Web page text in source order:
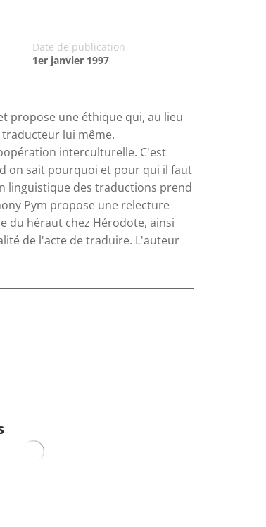
Date de publication
1er janvier 1997
propose une éthique qui, au lieu
lui même.
interculturelle. C'est
on sait pourquoi et pour qui il faut
linguistique des traductions prend
Pym propose une relecture
du héraut chez Hérodote, ainsi
de l'acte de traduire. L'auteur